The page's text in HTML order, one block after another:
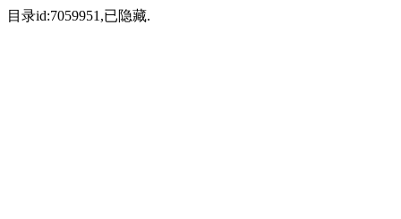
目录id:7059951,已隐藏.